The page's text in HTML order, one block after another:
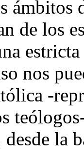
ámbitos
de los
nos
-
la